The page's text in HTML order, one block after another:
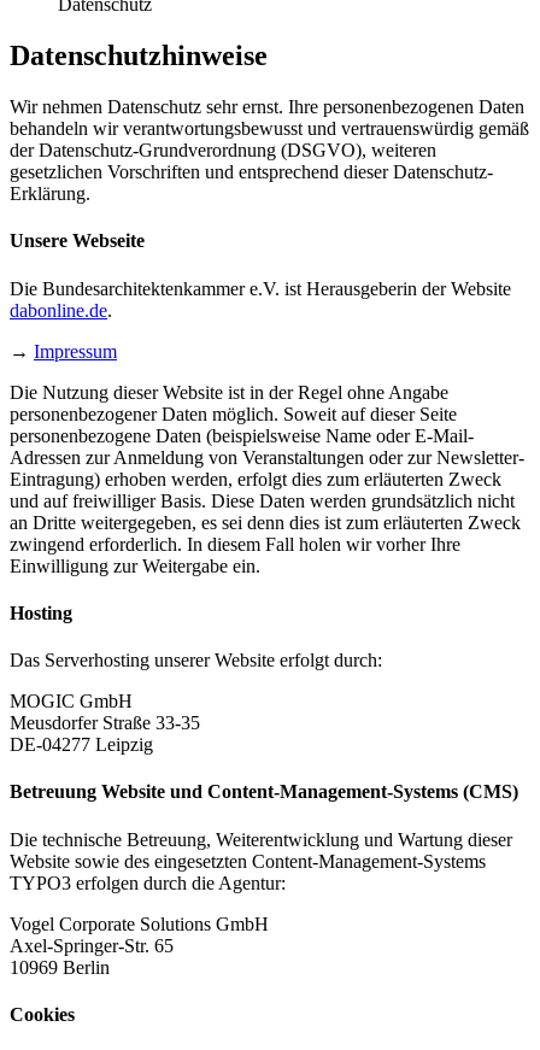
Datenschutz
Datenschutzhinweise
Wir nehmen Datenschutz sehr ernst. Ihre personenbezogenen Daten
behandeln wir verantwortungsbewusst und vertrauenswürdig gemäß
der Datenschutz-Grundverordnung (DSGVO), weiteren
gesetzlichen Vorschriften und entsprechend dieser Datenschutz-
Erklärung.
Unsere Webseite
Die Bundesarchitektenkammer e.V. ist Herausgeberin der Website
dabonline.de.
→ Impressum
Die Nutzung dieser Website ist in der Regel ohne Angabe
personenbezogener Daten möglich. Soweit auf dieser Seite
personenbezogene Daten (beispielsweise Name oder E-Mail-
Adressen zur Anmeldung von Veranstaltungen oder zur Newsletter-
Eintragung) erhoben werden, erfolgt dies zum erläuterten Zweck
und auf freiwilliger Basis. Diese Daten werden grundsätzlich nicht
an Dritte weitergegeben, es sei denn dies ist zum erläuterten Zweck
zwingend erforderlich. In diesem Fall holen wir vorher Ihre
Einwilligung zur Weitergabe ein.
Hosting
Das Serverhosting unserer Website erfolgt durch:
MOGIC GmbH
Meusdorfer Straße 33-35
DE-04277 Leipzig
Betreuung Website und Content-Management-Systems (CMS)
Die technische Betreuung, Weiterentwicklung und Wartung dieser
Website sowie des eingesetzten Content-Management-Systems
TYPO3 erfolgen durch die Agentur:
Vogel Corporate Solutions GmbH
Axel-Springer-Str. 65
10969 Berlin
Cookies